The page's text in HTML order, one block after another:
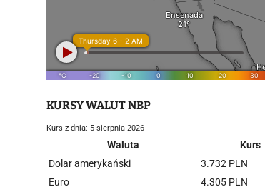
KURSY WALUT NBP
Kurs z dnia: 5 sierpnia 2026
Waluta
Kurs
Dolar amerykański
3.732 PLN
Euro
4.305 PLN